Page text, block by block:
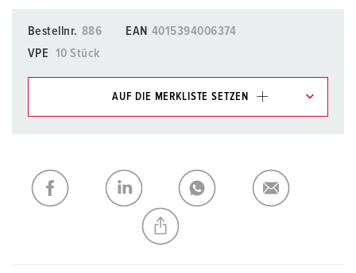
Bestellnr. 886 EAN 4015394006374
VPE
10 Stück
AUF DIE MERKLISTE SETZEN
Meine Liste (0) HINZUFÜGEN
NEUE LISTE ERSTELLEN